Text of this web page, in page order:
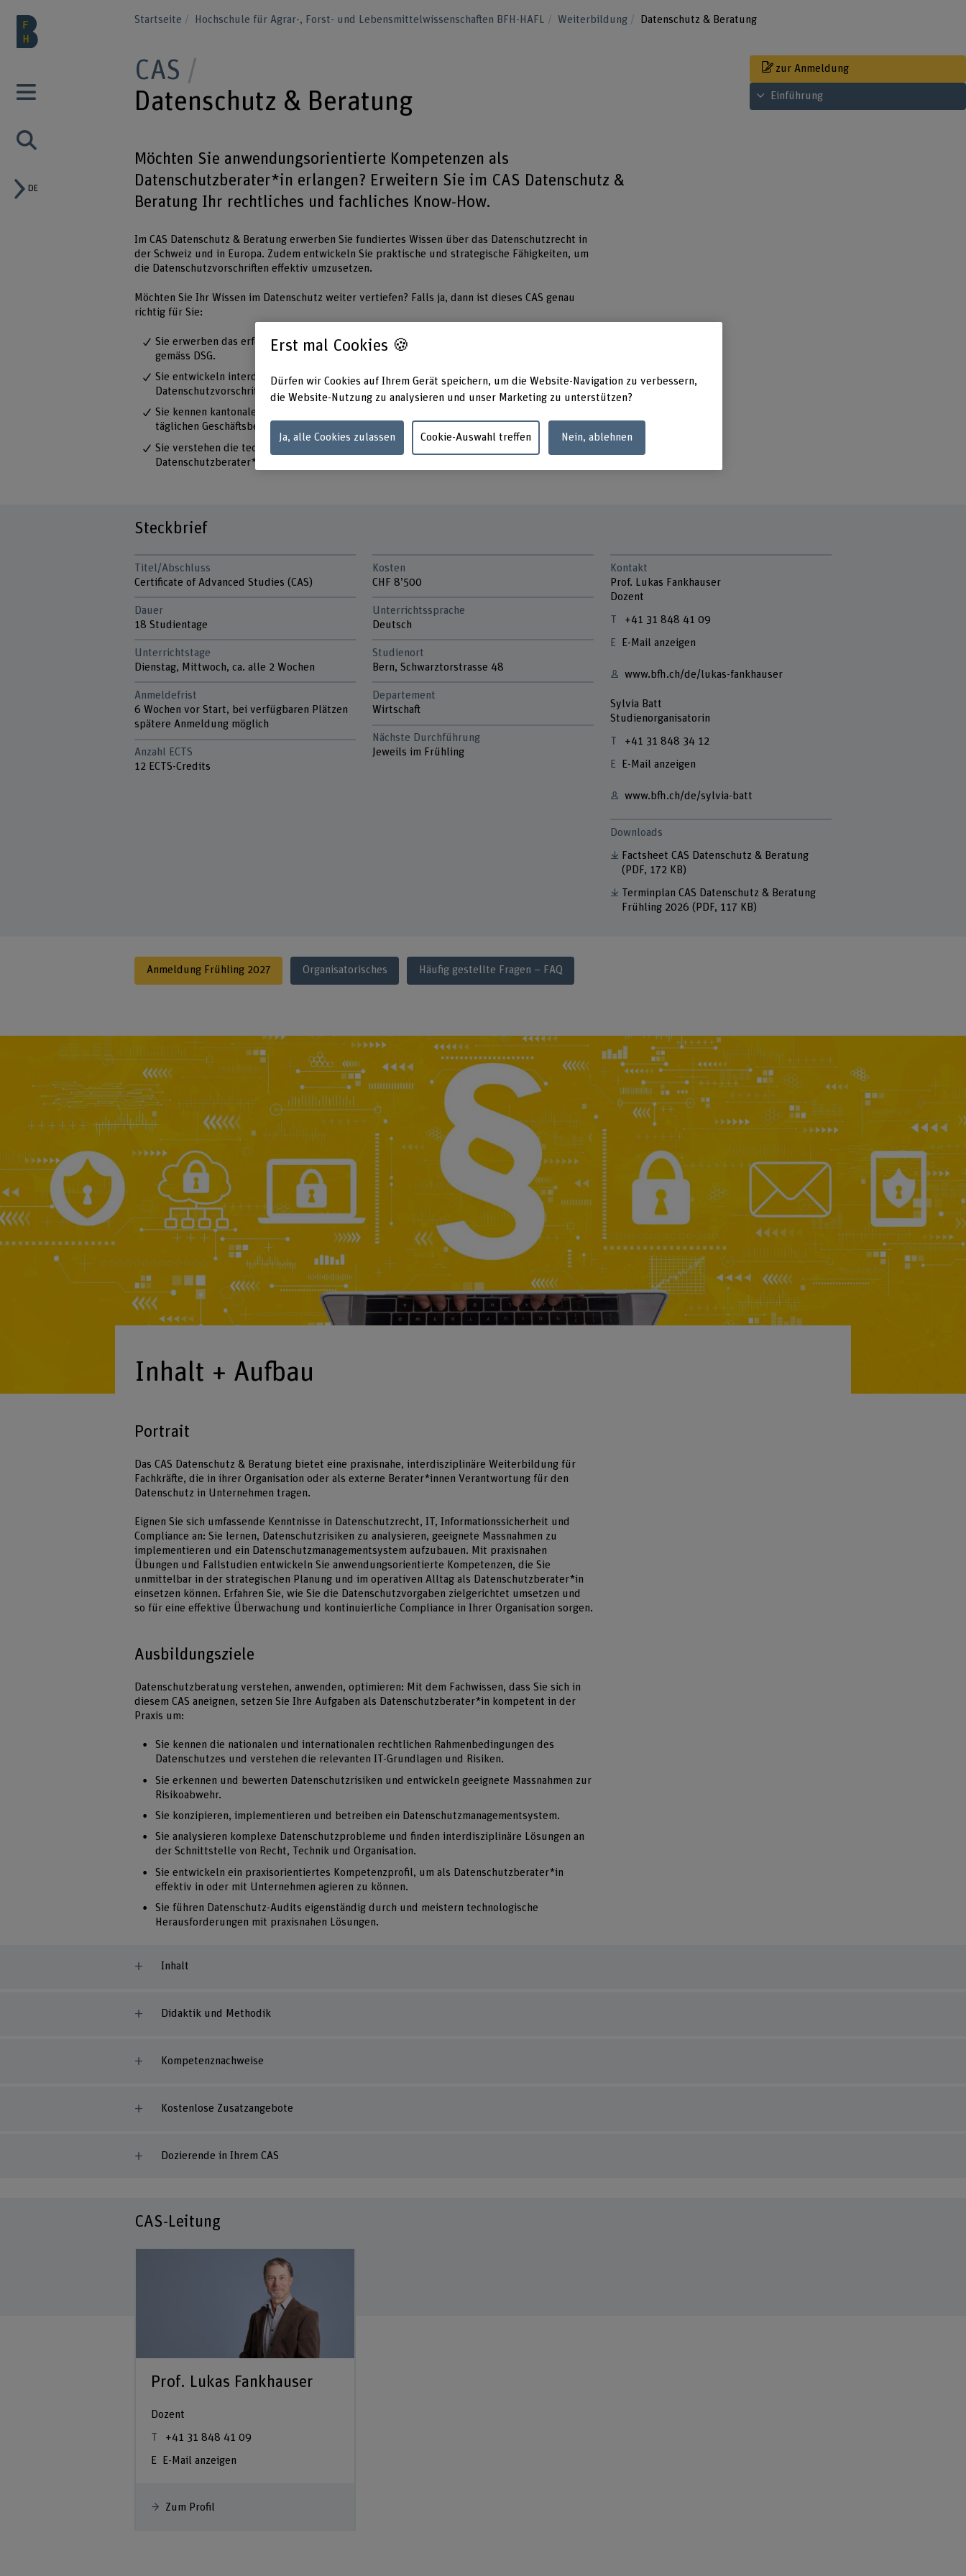
DE
Startseite Hochschule für Agrar-, Forst- und Lebensmittelwissenschaften BFH-HAFL Weiterbildung Datenschutz & Beratung
zur Anmeldung
Inhaltsverzeichnis ansehen
Einführung
CAS
Datenschutz & Beratung
Möchten Sie anwendungsorientierte Kompetenzen als
Datenschutzberater*in erlangen? Erweitern Sie im CAS Datenschutz &
Beratung Ihr rechtliches und fachliches Know-How.
Im CAS Datenschutz & Beratung erwerben Sie fundiertes Wissen über das Datenschutzrecht in
der Schweiz und in Europa. Zudem entwickeln Sie praktische und strategische Fähigkeiten, um
die Datenschutzvorschriften effektiv umzusetzen.
Möchten Sie Ihr Wissen im Datenschutz weiter vertiefen? Falls ja, dann ist dieses CAS genau
richtig für Sie:
Sie erwerben das erforderliche Fachwissen für Ihre Tätigkeit als Datenschutzberater*in
gemäss DSG.
Sie entwickeln interdisziplinäre Kompetenzen und gewährleisten, dass die
Datenschutzvorschriften eingehalten werden.
Sie kennen kantonale, nationale und internationale Rechtsnormen und wenden diese im
täglichen Geschäftsbetrieb an.
Sie verstehen die technischen Grundlagen und Risiken, die für die Tätigkeit als
Datenschutzberater*in, einschliesslich der Informationssicherheit, notwendig sind.
Steckbrief
Titel/Abschluss
Certificate of Advanced Studies (CAS)
Dauer
18 Studientage
Unterrichtstage
Dienstag, Mittwoch, ca. alle 2 Wochen
Anmeldefrist
6 Wochen vor Start, bei verfügbaren Plätzen
spätere Anmeldung möglich
Anzahl ECTS
12 ECTS-Credits
Kosten
CHF 8’500
Unterrichtssprache
Deutsch
Studienort
Bern, Schwarztorstrasse 48
Departement
Wirtschaft
Nächste Durchführung
Jeweils im Frühling
Kontakt
Prof. Lukas Fankhauser
Dozent
+41 31 848 41 09
E-Mail anzeigen
www.bfh.ch/de/lukas-fankhauser
Sylvia Batt
Studienorganisatorin
+41 31 848 34 12
E-Mail anzeigen
www.bfh.ch/de/sylvia-batt
Downloads
Factsheet CAS Datenschutz & Beratung
(PDF, 172 KB)
Terminplan CAS Datenschutz & Beratung
Frühling 2026 (PDF, 117 KB)
Anmeldung Frühling 2027 Organisatorisches Häufig gestellte Fragen – FAQ
Inhalt + Aufbau
Portrait
Das CAS Datenschutz & Beratung bietet eine praxisnahe, interdisziplinäre Weiterbildung für
Fachkräfte, die in ihrer Organisation oder als externe Berater*innen Verantwortung für den
Datenschutz in Unternehmen tragen.
Eignen Sie sich umfassende Kenntnisse in Datenschutzrecht, IT, Informationssicherheit und
Compliance an: Sie lernen, Datenschutzrisiken zu analysieren, geeignete Massnahmen zu
implementieren und ein Datenschutzmanagementsystem aufzubauen. Mit praxisnahen
Übungen und Fallstudien entwickeln Sie anwendungsorientierte Kompetenzen, die Sie
unmittelbar in der strategischen Planung und im operativen Alltag als Datenschutzberater*in
einsetzen können. Erfahren Sie, wie Sie die Datenschutzvorgaben zielgerichtet umsetzen und
so für eine effektive Überwachung und kontinuierliche Compliance in Ihrer Organisation sorgen.
Ausbildungsziele
Datenschutzberatung verstehen, anwenden, optimieren: Mit dem Fachwissen, dass Sie sich in
diesem CAS aneignen, setzen Sie Ihre Aufgaben als Datenschutzberater*in kompetent in der
Praxis um:
Sie kennen die nationalen und internationalen rechtlichen Rahmenbedingungen des
Datenschutzes und verstehen die relevanten IT-Grundlagen und Risiken.
Sie erkennen und bewerten Datenschutzrisiken und entwickeln geeignete Massnahmen zur
Risikoabwehr.
Sie konzipieren, implementieren und betreiben ein Datenschutzmanagementsystem.
Sie analysieren komplexe Datenschutzprobleme und finden interdisziplinäre Lösungen an
der Schnittstelle von Recht, Technik und Organisation.
Sie entwickeln ein praxisorientiertes Kompetenzprofil, um als Datenschutzberater*in
effektiv in oder mit Unternehmen agieren zu können.
Sie führen Datenschutz-Audits eigenständig durch und meistern technologische
Herausforderungen mit praxisnahen Lösungen.
Inhalt
Didaktik und Methodik
Kompetenznachweise
Kostenlose Zusatzangebote
Dozierende in Ihrem CAS
CAS-Leitung
Prof. Lukas Fankhauser
Dozent
+41 31 848 41 09
E-Mail anzeigen
Zum Profil
Erst mal Cookies 🍪
Dürfen wir Cookies auf Ihrem Gerät speichern, um die Website-Navigation zu verbessern,
die Website-Nutzung zu analysieren und unser Marketing zu unterstützen?
Ja, alle Cookies zulassen Cookie-Auswahl treffen Nein, ablehnen